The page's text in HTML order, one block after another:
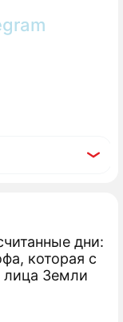
дни:
которая с
лица Земли
Гарри